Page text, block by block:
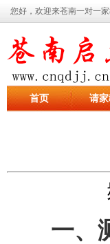
您好，欢迎来苍南一对一
首页 请家
一、